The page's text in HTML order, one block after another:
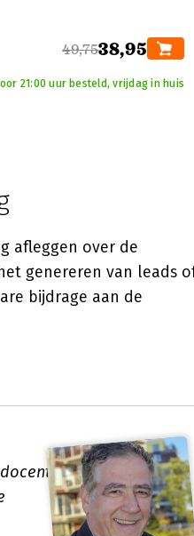
49,7538,95
21:00 uur besteld, vrijdag in huis
afleggen over de
genereren van leads
bijdrage aan de